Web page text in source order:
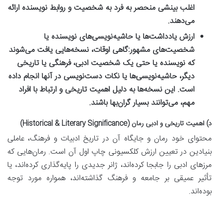
اغلب بینشی منحصر به فرد به شخصیت و روابط نویسنده ارائه
می‌دهند.
ارزش یادداشت‌ها یا حاشیه‌نویسی‌های نویسنده یا
شخصیت‌های مشهور:گاهی اوقات، نسخه‌هایی یافت می‌شوند
که نویسنده یا حتی یک شخصیت ادبی، فرهنگی یا تاریخی
دیگر، حاشیه‌نویسی‌ها یا نکات دست‌نویسی در آنها انجام داده
است. این نسخه‌ها به دلیل اهمیت تاریخی و ارتباط با افراد
مهم، می‌توانند بسیار گران‌بها باشند.
د) اهمیت تاریخی و ادبی رمان (Historical & Literary Significance)
محتوای خود رمان و جایگاه آن در تاریخ ادبیات و فرهنگ، عاملی
بنیادین در تعیین ارزش کلکسیونی چاپ اول آن است. رمان‌هایی که
مرزهای ادبی را جابجا کرده‌اند، ژانر جدیدی را پایه‌گذاری کرده‌اند، یا
تأثیر عمیقی بر جامعه و فرهنگ گذاشته‌اند، همواره مورد توجه
بوده‌اند.